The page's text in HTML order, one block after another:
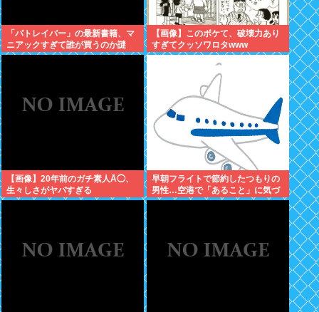
「パトレイバー」の最新書籍、マ
ニアックすぎて誰が買うのか謎
【画像】このボケて、破壊力あり
すぎてクッソワロタwww
【画像】20年前のガチ素人Å◯、
生々しさがヤバすぎる
早朝フライトで節約したつもりの
男性…空港で「あること」に気づ
いてしまう